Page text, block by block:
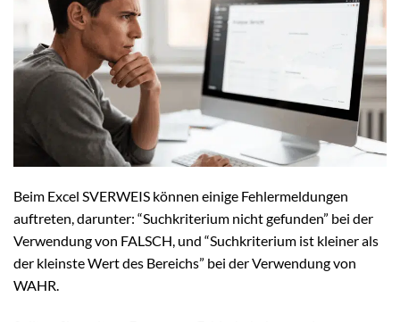
Beim Excel SVERWEIS können einige Fehlermeldungen
auftreten, darunter: “Suchkriterium nicht gefunden” bei der
Verwendung von FALSCH, und “Suchkriterium ist kleiner als
der kleinste Wert des Bereichs” bei der Verwendung von
WAHR.